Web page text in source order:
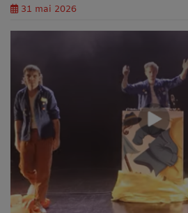
31 mai 2026